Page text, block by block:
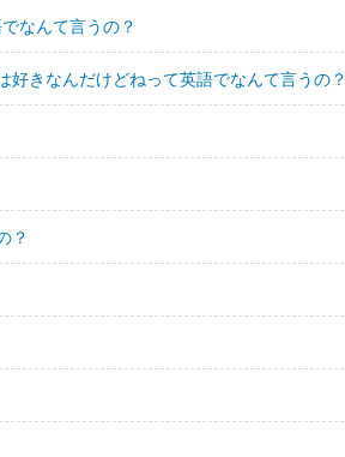
なんて言うの？
きなんだけどねって英語でなんて言うの？
？